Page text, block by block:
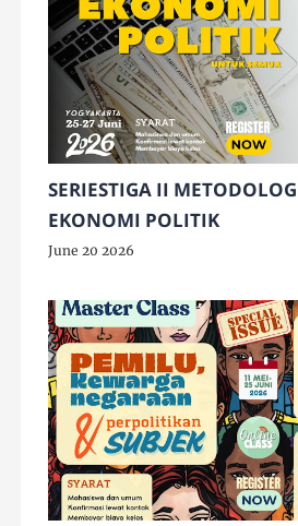
SERIESTIGA II
EKONOMI POLITIK
June 20 2026